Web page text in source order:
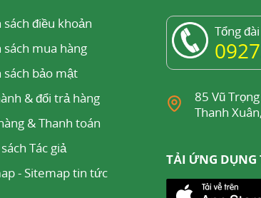
độ pheromone tự nhiên, giúp khuếch đại
người khác.
không thể phát hiện được đối với mũi
cung cấp pheromone chính. Việc sản
bởi hệ thống thần kinh. Trước một kích
người khác giới.
ở nam giới là Androstadienone.
sách điều khoản
sách mua hàng
sách bảo mật
& đổi trả hàng
& Thanh toán
Tác giả
- Sitemap tin tức
Tổng
85 Vũ
Thanh
TẢI ỨNG DỤNG